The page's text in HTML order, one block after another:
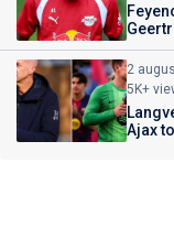
2
5K+
Ajax